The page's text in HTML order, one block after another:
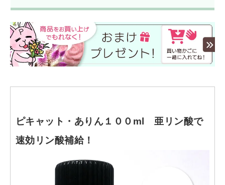
ピキャット・ありん１００ml 亜リン酸で
速効リン酸補給！